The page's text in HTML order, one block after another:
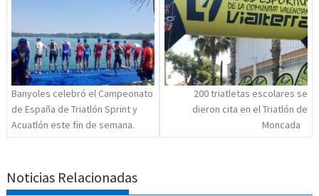
Banyoles celebró el Campeonato
de España de Triatlón Sprint y
Acuatlón este fin de semana.
200 triatletas escolares se
dieron cita en el Triatlón de
Moncada
Noticias Relacionadas